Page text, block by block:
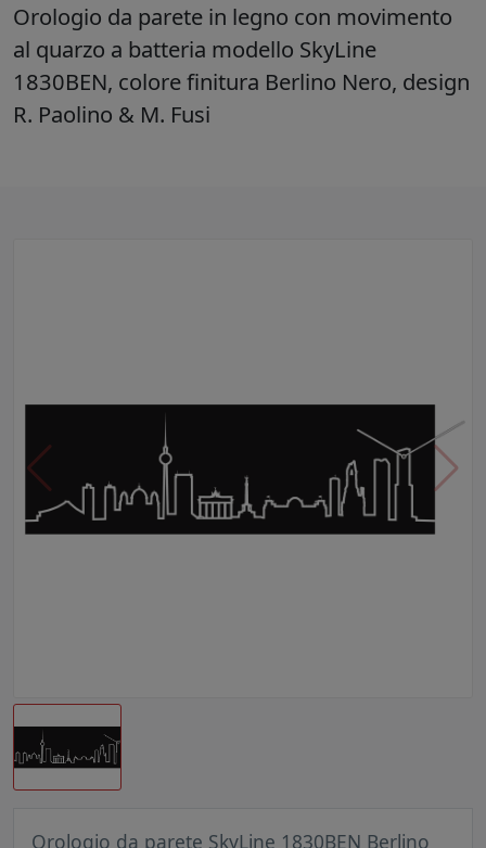
Orologio da parete in legno con movimento
al quarzo a batteria modello SkyLine
1830BEN, colore finitura Berlino Nero, design
R. Paolino & M. Fusi
Orologio da parete SkyLine 1830BEN Berlino